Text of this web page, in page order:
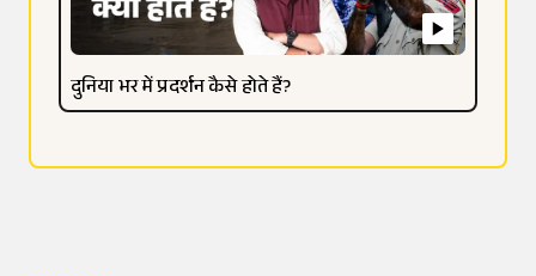
दुनिया भर में प्रदर्शन कैसे होते हैं?